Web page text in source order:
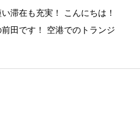
トで大満足
滞在も充実！ こんにちは！
田です！ 空港でのトランジ